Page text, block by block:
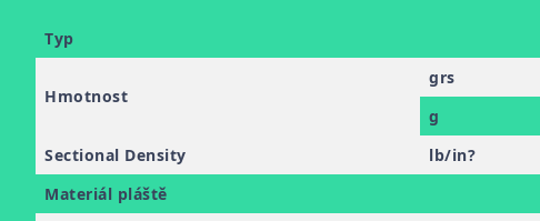
Typ
Hmotnost
grs
g
Sectional Density
lb/in?
Materiál pláště